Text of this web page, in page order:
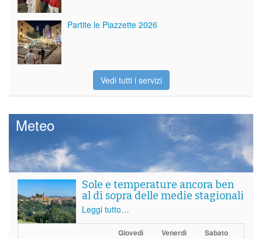
Partite le Piazzette 2026
Vedi tutti i servizi
Meteo
Sole e temperature ancora ben
al di sopra delle medie stagionali
Leggi tutto…
Giovedì Venerdì Sabato